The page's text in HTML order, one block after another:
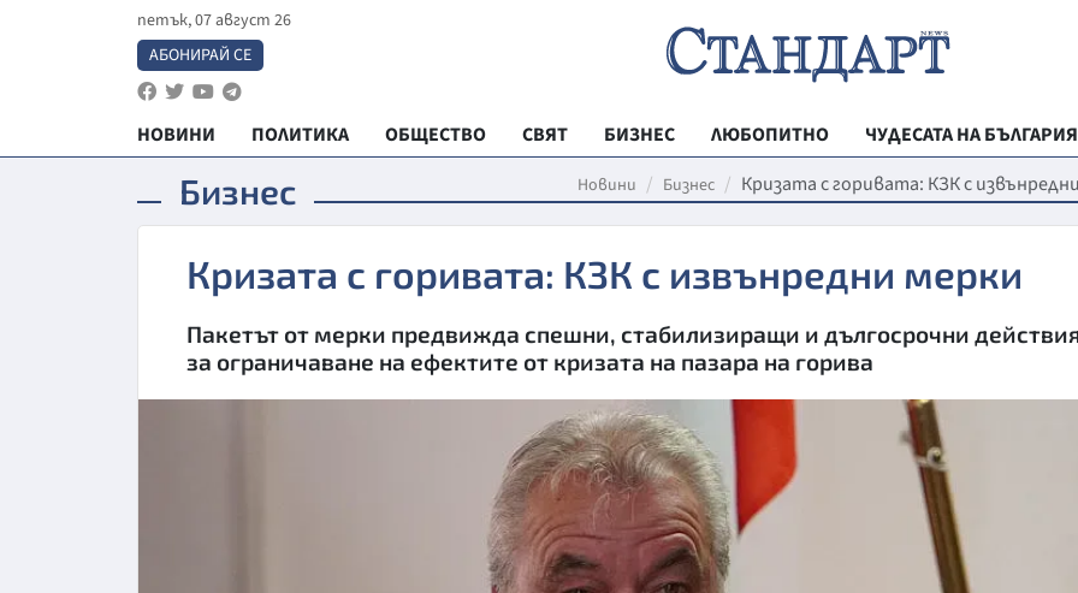
петък, 07 август 26
АБОНИРАЙ СЕ
НОВИНИ ПОЛИТИКА ОБЩЕСТВО СВЯТ БИЗНЕС ЛЮБОПИТНО
ЧУДЕСАТА НА БЪЛГАРИЯ
РЕГИОНАЛНИ
ВЕСТНИК
МЛАДЕЖКА
МОЯТ ГРАД
ДА!НА
ДА! НА
КУЛТУРА
Бизнес Новини Бизнес Кризата с горивата: КЗК с
Кризата с горивата: КЗК с извънредни мерки
Пакетът от мерки предвижда спешни, стабилизиращи и дългосрочни
за ограничаване на ефектите от кризата на пазара на горива